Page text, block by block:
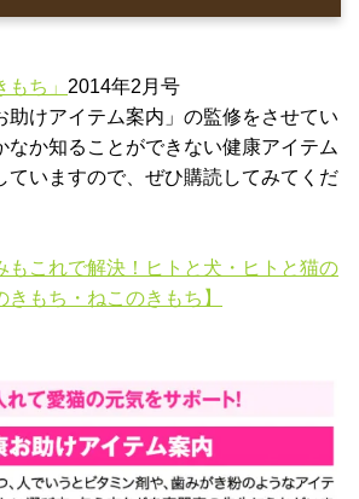
もち」 2014年2月号
助けアイテム案内」の監修をさせてい
なか知ることができない健康アイテム
ていますので、ぜひ購読してみてくだ
もこれで解決！ヒトと犬・ヒトと猫の
もち・ねこのきもち】